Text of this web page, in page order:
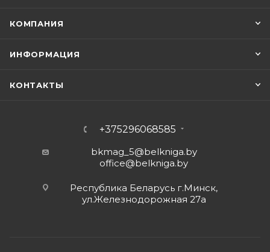
КОМПАНИЯ
ИНФОРМАЦИЯ
КОНТАКТЫ
+375296068585
bkmag_5@belkniga.by
office@belkniga.by
Республика Беларусь г.Минск,
ул.Железнодорожная 27а